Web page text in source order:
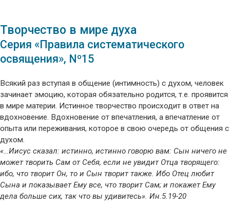
Творчество в мире духа
Серия «Правила систематического
освящения», Nº15
Всякий раз вступая в общение (интимность) с духом, человек
зачинает эмоцию, которая обязательно родится, т.е. проявится
в мире материи. Истинное творчество происходит в ответ на
вдохновение. Вдохновение от впечатления, а впечатление от
опыта или переживания, которое в свою очередь от общения с
духом.
«…Иисус сказал: истинно, истинно говорю вам: Сын ничего не
может творить Сам от Себя, если не увидит Отца творящего:
ибо, что творит Он, то и Сын творит также. Ибо Отец любит
Сына и показывает Ему все, что творит Сам; и покажет Ему
дела больше сих, так что вы удивитесь». Ин.5.19-20